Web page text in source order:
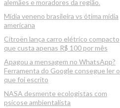
alemães e moradores da região.
Mídia veneno brasileira vs ótima mídia
americana
Citroën lança carro elétrico compacto
que custa apenas R$ 100 por mês
Apagou a mensagem no WhatsApp?
Ferramenta do Google consegue ler o
que foi escrito
NASA desmente ecologistas com
psicose ambientalista